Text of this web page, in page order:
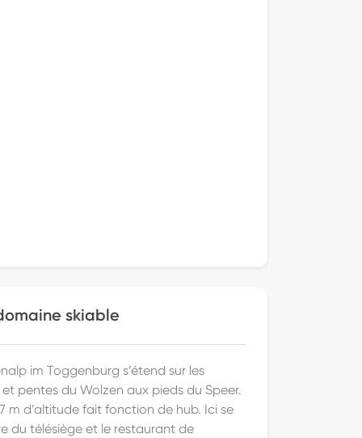
skiable
im Toggenburg s’étend sur les
pentes du Wolzen aux pieds du Speer.
m d’altitude fait fonction de hub. Ici se
du télésiège et le restaurant de